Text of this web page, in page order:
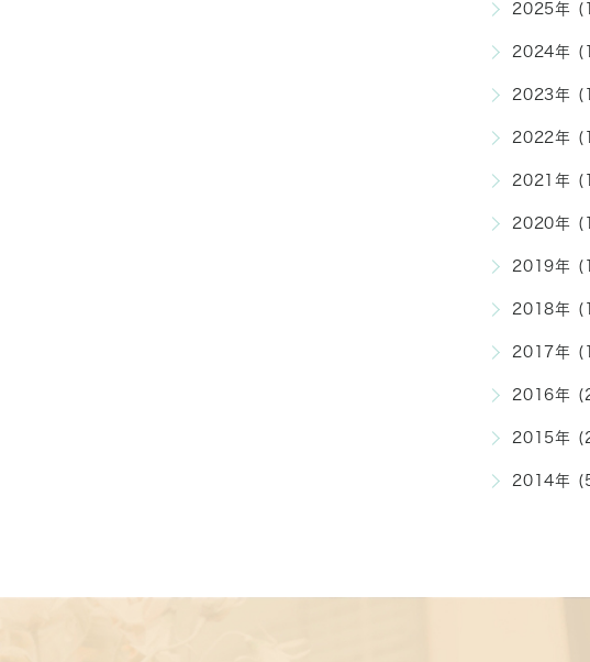
2025年
2024年
2023年
2022年
2021年
2020年
2019年
2018年
2017年
2016年
2015年
2014年